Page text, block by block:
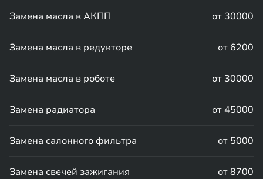
Замена масла в АКПП от 30000
Замена масла в редукторе от 6200
Замена масла в роботе от 30000
Замена радиатора от 45000
Замена салонного фильтра от 5000
Замена свечей зажигания от 8700